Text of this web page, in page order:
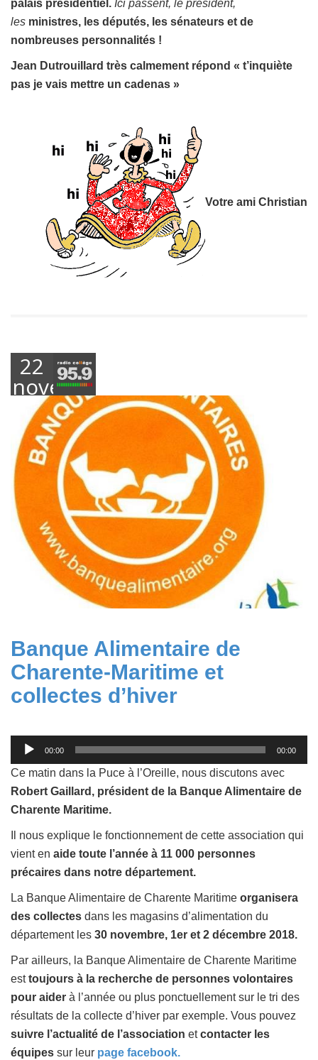
palais présidentiel. Ici passent, le président,
les ministres, les députés, les sénateurs et de
nombreuses personnalités !
Jean Dutrouillard très calmement répond « t’inquiète
pas je vais mettre un cadenas »
Votre ami Christian
22
novembre
2018
Banque Alimentaire de
Charente-Maritime et
collectes d’hiver
Lecteur
audio
00:00 00:00
Ce matin dans la Puce à l’Oreille, nous discutons avec
Robert Gaillard, président de la Banque Alimentaire de
Charente Maritime.
Il nous explique le fonctionnement de cette association qui
vient en aide toute l’année à 11 000 personnes
précaires dans notre département.
La Banque Alimentaire de Charente Maritime organisera
des collectes dans les magasins d’alimentation du
département les 30 novembre, 1er et 2 décembre 2018.
Par ailleurs, la Banque Alimentaire de Charente Maritime
esttoujours à la recherche de personnes volontaires
pour aider à l’année ou plus ponctuellement sur le tri des
résultats de la collecte d’hiver par exemple. Vous pouvez
suivre l’actualité de l’association etcontacter les
équipes sur leur page facebook.